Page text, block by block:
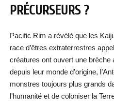
PRÉCURSEURS ?
Pacific Rim a révélé que les
race d’êtres extraterrestres
créatures ont ouvert une brèche
depuis leur monde d’origine,
monstres toujours plus grands
l’humanité et de coloniser la